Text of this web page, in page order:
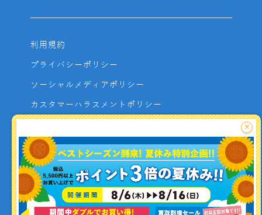
利用規約
プライバシーポリシー
ソーシャルメディアポリシー
カスタマーハラスメントポリシー
よくあるご質問
お問い合わせ
利用者資金の保全方法
×